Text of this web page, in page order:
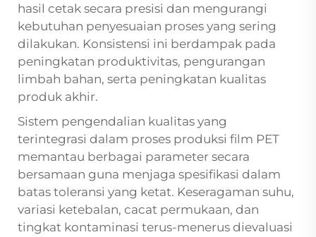
hasil cetak secara presisi dan mengurangi
kebutuhan penyesuaian proses yang sering
dilakukan. Konsistensi ini berdampak pada
peningkatan produktivitas, pengurangan
limbah bahan, serta peningkatan kualitas
produk akhir.
Sistem pengendalian kualitas yang
terintegrasi dalam proses produksi film PET
memantau berbagai parameter secara
bersamaan guna menjaga spesifikasi dalam
batas toleransi yang ketat. Keseragaman suhu,
variasi ketebalan, cacat permukaan, dan
tingkat kontaminasi terus-menerus dievaluasi